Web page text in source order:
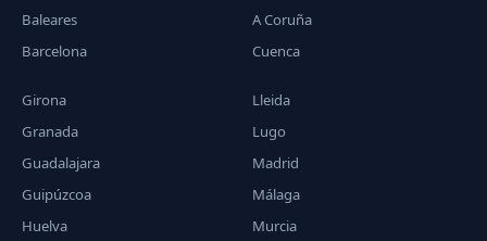
Baleares
Barcelona
A Coruña
Cuenca
Girona
Granada
Guadalajara
Guipúzcoa
Huelva
Lleida
Lugo
Madrid
Málaga
Murcia